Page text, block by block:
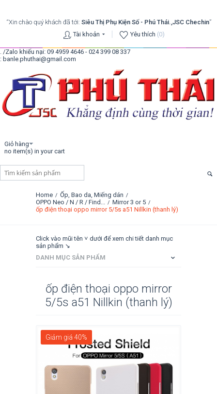
“Xin chào quý khách đã tới: Siêu Thị Phụ Kiện Số - Phú Thái.,JSC Chechin”
Tài khoản
Yêu thích (0)
. /Zalo khiếu nại: 09 4959 4646 - 024 399 08 337
: banle.phuthai@gmail.com
Giỏ hàng
no item(s) in your cart
Home / Ốp, Bao da, Miếng dán /
OPPO Neo / N / R / Find... / Mirror 3 or 5 /
ốp điện thoại oppo mirror 5/5s a51 Nillkin (thanh lý)
Click vào mũi tên ˅ dưới để xem chi tiết danh mục
sản phẩm ↘
DANH MỤC SẢN PHẨM
ốp điện thoại oppo mirror
5/5s a51 Nillkin (thanh lý)
Giảm giá 40%